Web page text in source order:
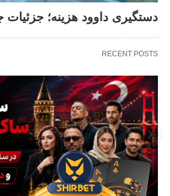
X
دستگیری داوود هزینه؛ جزئیات
RECENT POSTS